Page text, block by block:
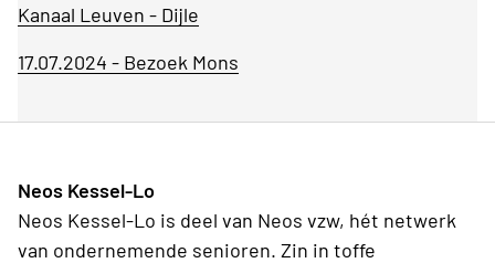
Kanaal Leuven - Dijle
17.07.2024 - Bezoek Mons
Neos Kessel-Lo
Neos Kessel-Lo is deel van Neos vzw, hét netwerk
van ondernemende senioren. Zin in toffe